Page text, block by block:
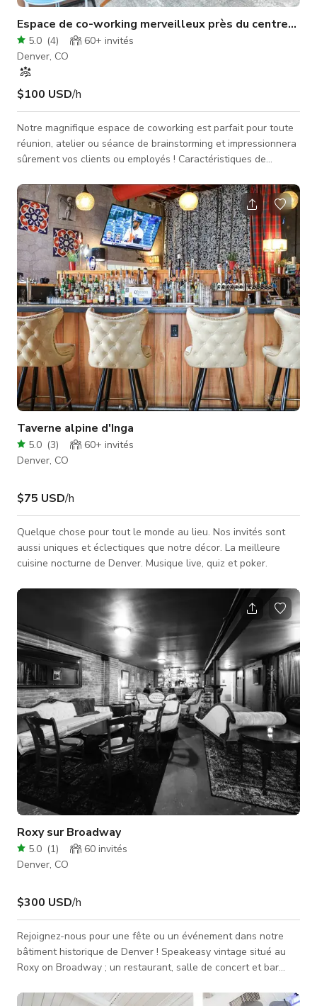
Espace de co-working merveilleux près du centre-
5.0 (4) 60+ invités
Denver, CO
$100 USD/h
Notre magnifique espace de coworking est parfait pour toute
réunion, atelier ou séance de brainstorming et impressionnera
sûrement vos clients ou employés ! Caractéristiques de
canapés, fauteuils club, tables - TV HD 60" : connexions HDMI
& USB pour brancher et afficher - 2 espaces privés - Éclairage
d'accent décoratif - Espace semi-privé Visite 3D :
https://www.udr.com/denver-apartments/west-
colfax/cirrus/photos-and-t
Taverne alpine d'Inga
5.0 (3) 60+ invités
Denver, CO
$75 USD/h
Quelque chose pour tout le monde au lieu. Nos invités sont
aussi uniques et éclectiques que notre décor. La meilleure
cuisine nocturne de Denver. Musique live, quiz et poker.
Roxy sur Broadway
5.0 (1) 60 invités
Denver, CO
$300 USD/h
Rejoignez-nous pour une fête ou un événement dans notre
bâtiment historique de Denver ! Speakeasy vintage situé au
Roxy on Broadway ; un restaurant, salle de concert et bar
et bar entièrement personnalisable pour votre mariage, fête